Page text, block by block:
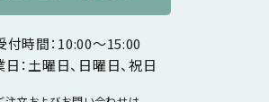
付時間：10:00～15:00
日：土曜日、日曜日、祝日